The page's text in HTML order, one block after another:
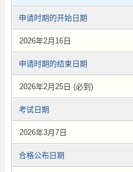
申请时期的开始日期
2026年2月16日
申请时期的结束日期
2026年2月25日 (必到)
考试日期
2026年3月7日
合格公布日期